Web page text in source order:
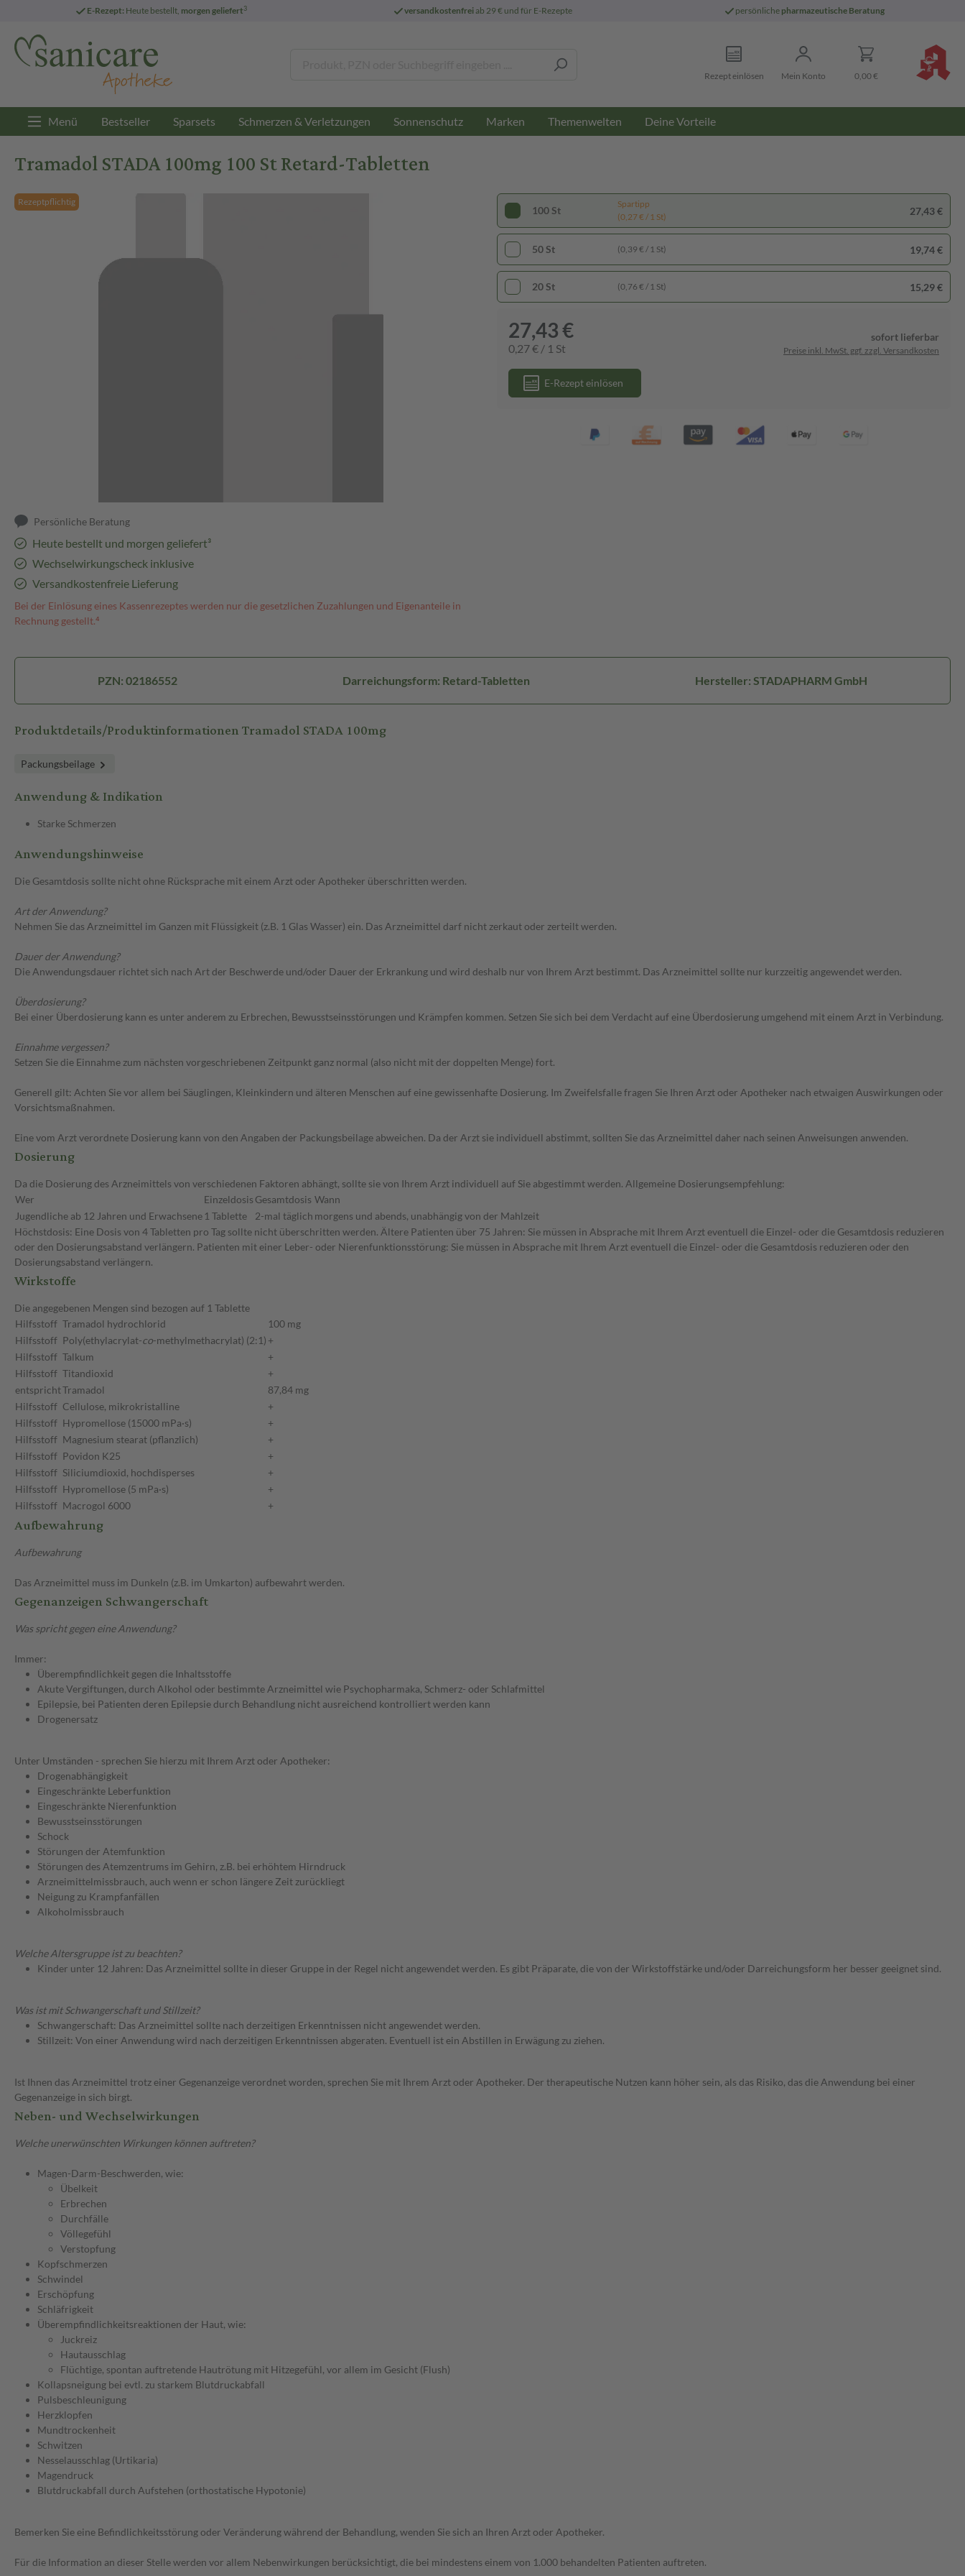
E-Rezept: Heute bestellt, morgen geliefert3 versandkostenfreiab 29 € und für E-Rezepte persönliche pharmazeutische Beratung
Rezept einlösen Mein Konto 0,00 €
Menü Bestseller Sparsets Schmerzen & Verletzungen Sonnenschutz Marken Themenwelten Deine Vorteile
Tramadol STADA 100mg 100 St Retard-Tabletten
Rezeptpflichtig
Persönliche Beratung
Heute bestellt und morgen geliefert³
Wechselwirkungscheck inklusive
Versandkostenfreie Lieferung
Bei der Einlösung eines Kassenrezeptes werden nur die gesetzlichen Zuzahlungen und Eigenanteile in
Rechnung gestellt.⁴
100 St
Spartipp
(0,27 € / 1 St)
27,43 €
50 St (0,39 € / 1 St) 19,74 €
20 St (0,76 € / 1 St) 15,29 €
27,43 €
0,27 € / 1 St
sofort lieferbar
Preise inkl. MwSt. ggf. zzgl. Versandkosten
E-Rezept einlösen
PZN: 02186552 Darreichungsform: Retard-Tabletten Hersteller: STADAPHARM GmbH
Produktdetails/Produktinformationen Tramadol STADA 100mg
Packungsbeilage
Anwendung & Indikation
Starke Schmerzen
Anwendungshinweise
Die Gesamtdosis sollte nicht ohne Rücksprache mit einem Arzt oder Apotheker überschritten werden.
Art der Anwendung?
Nehmen Sie das Arzneimittel im Ganzen mit Flüssigkeit (z.B. 1 Glas Wasser) ein. Das Arzneimittel darf nicht zerkaut oder zerteilt werden.
Dauer der Anwendung?
Die Anwendungsdauer richtet sich nach Art der Beschwerde und/oder Dauer der Erkrankung und wird deshalb nur von Ihrem Arzt bestimmt. Das Arzneimittel sollte nur kurzzeitig angewendet werden.
Überdosierung?
Bei einer Überdosierung kann es unter anderem zu Erbrechen, Bewusstseinsstörungen und Krämpfen kommen. Setzen Sie sich bei dem Verdacht auf eine Überdosierung umgehend mit einem Arzt in Verbindung.
Einnahme vergessen?
Setzen Sie die Einnahme zum nächsten vorgeschriebenen Zeitpunkt ganz normal (also nicht mit der doppelten Menge) fort.
Generell gilt: Achten Sie vor allem bei Säuglingen, Kleinkindern und älteren Menschen auf eine gewissenhafte Dosierung. Im Zweifelsfalle fragen Sie Ihren Arzt oder Apotheker nach etwaigen Auswirkungen oder
Vorsichtsmaßnahmen.
Eine vom Arzt verordnete Dosierung kann von den Angaben der Packungsbeilage abweichen. Da der Arzt sie individuell abstimmt, sollten Sie das Arzneimittel daher nach seinen Anweisungen anwenden.
Dosierung
Da die Dosierung des Arzneimittels von verschiedenen Faktoren abhängt, sollte sie von Ihrem Arzt individuell auf Sie abgestimmt werden. Allgemeine Dosierungsempfehlung:
Wer
Einzeldosis Gesamtdosis Wann
Jugendliche ab 12 Jahren und Erwachsene 1 Tablette 2-mal täglich morgens und abends, unabhängig von der Mahlzeit
Höchstdosis: Eine Dosis von 4 Tabletten pro Tag sollte nicht überschritten werden. Ältere Patienten über 75 Jahren: Sie müssen in Absprache mit Ihrem Arzt eventuell die Einzel- oder die Gesamtdosis reduzieren
oder den Dosierungsabstand verlängern. Patienten mit einer Leber- oder Nierenfunktionsstörung: Sie müssen in Absprache mit Ihrem Arzt eventuell die Einzel- oder die Gesamtdosis reduzieren oder den
Dosierungsabstand verlängern.
Wirkstoffe
Die angegebenen Mengen sind bezogen auf 1 Tablette
Hilfsstoff Tramadol hydrochlorid
100 mg
Hilfsstoff Poly(ethylacrylat-co-methylmethacrylat) (2:1) +
Hilfsstoff Talkum
+
Hilfsstoff Titandioxid
+
entsprichtTramadol
87,84 mg
Hilfsstoff Cellulose, mikrokristalline
+
Hilfsstoff Hypromellose (15000 mPa·s)
+
Hilfsstoff Magnesium stearat (pflanzlich)
+
Hilfsstoff Povidon K25
+
Hilfsstoff Siliciumdioxid, hochdisperses
+
Hilfsstoff Hypromellose (5 mPa·s)
+
Hilfsstoff Macrogol 6000 +
Aufbewahrung
Aufbewahrung
Das Arzneimittel muss im Dunkeln (z.B. im Umkarton) aufbewahrt werden.
Gegenanzeigen Schwangerschaft
Was spricht gegen eine Anwendung?
Immer:
Überempfindlichkeit gegen die Inhaltsstoffe
Akute Vergiftungen, durch Alkohol oder bestimmte Arzneimittel wie Psychopharmaka, Schmerz- oder Schlafmittel
Epilepsie, bei Patienten deren Epilepsie durch Behandlung nicht ausreichend kontrolliert werden kann
Drogenersatz
Unter Umständen - sprechen Sie hierzu mit Ihrem Arzt oder Apotheker:
Drogenabhängigkeit
Eingeschränkte Leberfunktion
Eingeschränkte Nierenfunktion
Bewusstseinsstörungen
Schock
Störungen der Atemfunktion
Störungen des Atemzentrums im Gehirn, z.B. bei erhöhtem Hirndruck
Arzneimittelmissbrauch, auch wenn er schon längere Zeit zurückliegt
Neigung zu Krampfanfällen
Alkoholmissbrauch
Welche Altersgruppe ist zu beachten?
Kinder unter 12 Jahren: Das Arzneimittel sollte in dieser Gruppe in der Regel nicht angewendet werden. Es gibt Präparate, die von der Wirkstoffstärke und/oder Darreichungsform her besser geeignet sind.
Was ist mit Schwangerschaft und Stillzeit?
Schwangerschaft: Das Arzneimittel sollte nach derzeitigen Erkenntnissen nicht angewendet werden.
Stillzeit: Von einer Anwendung wird nach derzeitigen Erkenntnissen abgeraten. Eventuell ist ein Abstillen in Erwägung zu ziehen.
Ist Ihnen das Arzneimittel trotz einer Gegenanzeige verordnet worden, sprechen Sie mit Ihrem Arzt oder Apotheker. Der therapeutische Nutzen kann höher sein, als das Risiko, das die Anwendung bei einer
Gegenanzeige in sich birgt.
Neben- und Wechselwirkungen
Welche unerwünschten Wirkungen können auftreten?
Magen-Darm-Beschwerden, wie:
Übelkeit
Erbrechen
Durchfälle
Völlegefühl
Verstopfung
Kopfschmerzen
Schwindel
Erschöpfung
Schläfrigkeit
Überempfindlichkeitsreaktionen der Haut, wie:
Juckreiz
Hautausschlag
Flüchtige, spontan auftretende Hautrötung mit Hitzegefühl, vor allem im Gesicht (Flush)
Kollapsneigung bei evtl. zu starkem Blutdruckabfall
Pulsbeschleunigung
Herzklopfen
Mundtrockenheit
Schwitzen
Nesselausschlag (Urtikaria)
Magendruck
Blutdruckabfall durch Aufstehen (orthostatische Hypotonie)
Bemerken Sie eine Befindlichkeitsstörung oder Veränderung während der Behandlung, wenden Sie sich an Ihren Arzt oder Apotheker.
Für die Information an dieser Stelle werden vor allem Nebenwirkungen berücksichtigt, die bei mindestens einem von 1.000 behandelten Patienten auftreten.